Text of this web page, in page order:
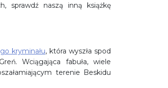
sprawdź naszą inną książkę
kryminału, która wyszła spod
Wciągająca fabuła, wiele
terenie Beskidu